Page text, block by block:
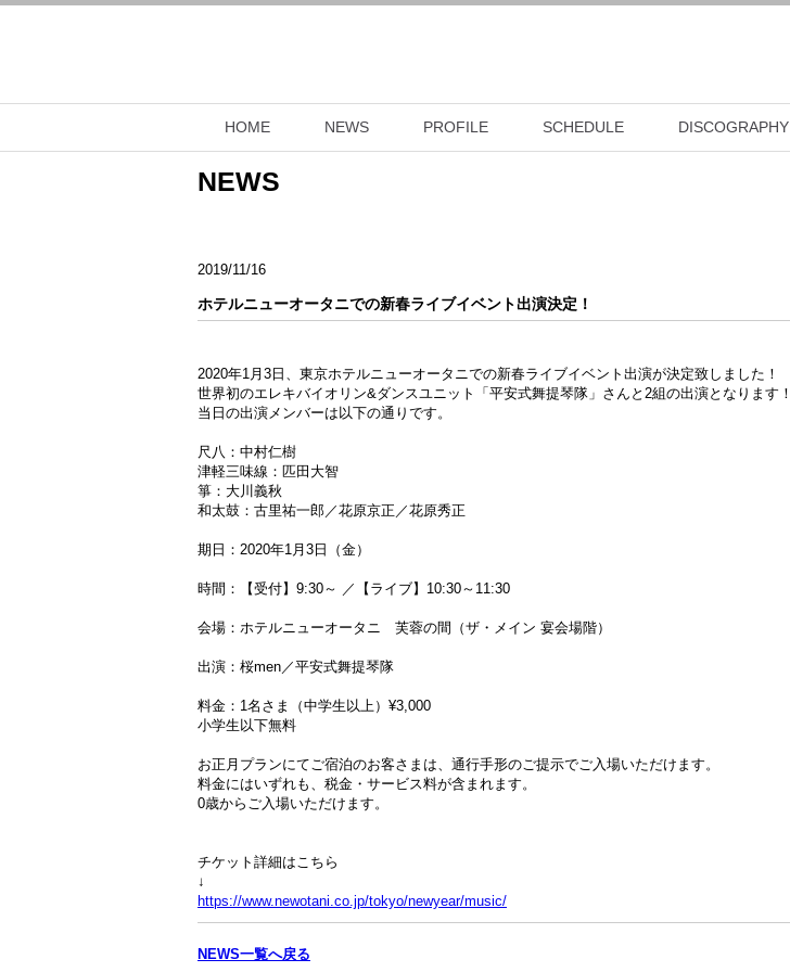
HOME NEWS PROFILE SCHEDULE DISCOGRAPHY
NEWS
2019/11/16
ホテルニューオータニでの新春ライブイベント出演決定！
2020年1月3日、東京ホテルニューオータニでの新春ライブイベント出演が決定致しました！
世界初のエレキバイオリン&ダンスユニット「平安式舞提琴隊」さんと2組の出演となります！
当日の出演メンバーは以下の通りです。
尺八：中村仁樹
津軽三味線：匹田大智
箏：大川義秋
和太鼓：古里祐一郎／花原京正／花原秀正
期日：2020年1月3日（金）
時間：【受付】9:30～ ／【ライブ】10:30～11:30
会場：ホテルニューオータニ 芙蓉の間（ザ・メイン 宴会場階）
出演：桜men／平安式舞提琴隊
料金：1名さま（中学生以上）¥3,000
小学生以下無料
お正月プランにてご宿泊のお客さまは、通行手形のご提示でご入場いただけます。
料金にはいずれも、税金・サービス料が含まれます。
0歳からご入場いただけます。
チケット詳細はこちら
↓
https://www.newotani.co.jp/tokyo/newyear/music/
NEWS一覧へ戻る